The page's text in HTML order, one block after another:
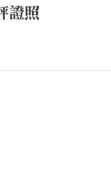
證照